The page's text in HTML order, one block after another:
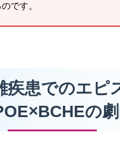
です。
疾患でのエピ
の